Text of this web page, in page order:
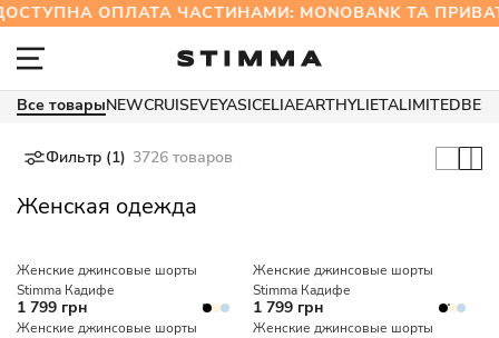
ОПЛАТА ЧАСТИНАМИ: MONOBANK ТА
Все товарыNEWCRUISEVEYASICELIAEARTHYLIETALIMITED
Фильтр (1) 3726 товаров
Женская одежда
Женские джинсовые шорты
Stimma Кадифе
1 799 грн
Женские джинсовые шорты
Stimma Кадифе
1 799 грн
Женские джинсовые шорты
Женские джинсовые шорты